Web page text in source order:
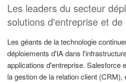
Les leaders du secteur
solutions d'entreprise et
Les géants de la technologie
déploiements d'IA dans
applications d'entreprise. Salesforce
la gestion de la relation client